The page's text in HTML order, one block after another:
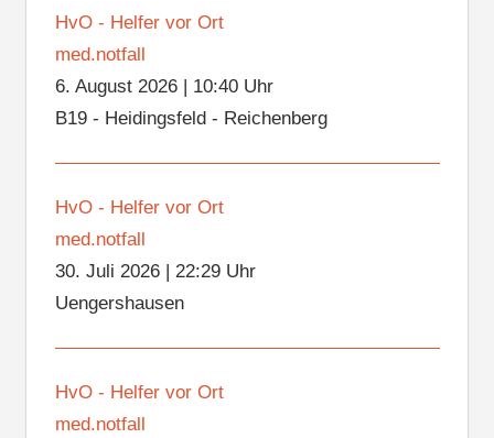
HvO - Helfer vor Ort
med.notfall
6. August 2026| 10:40 Uhr
B19 - Heidingsfeld - Reichenberg
HvO - Helfer vor Ort
med.notfall
30. Juli 2026| 22:29 Uhr
Uengershausen
HvO - Helfer vor Ort
med.notfall